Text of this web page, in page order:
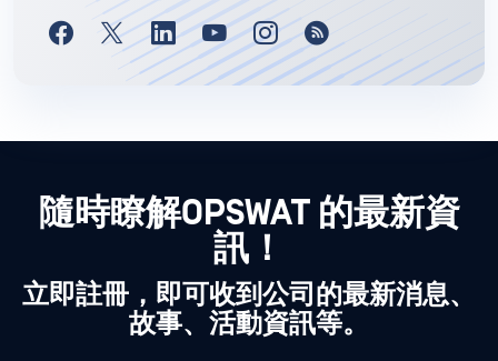
隨時瞭解OPSWAT 的最新資
訊！
立即註冊，即可收到公司的最新消息、
故事、活動資訊等。